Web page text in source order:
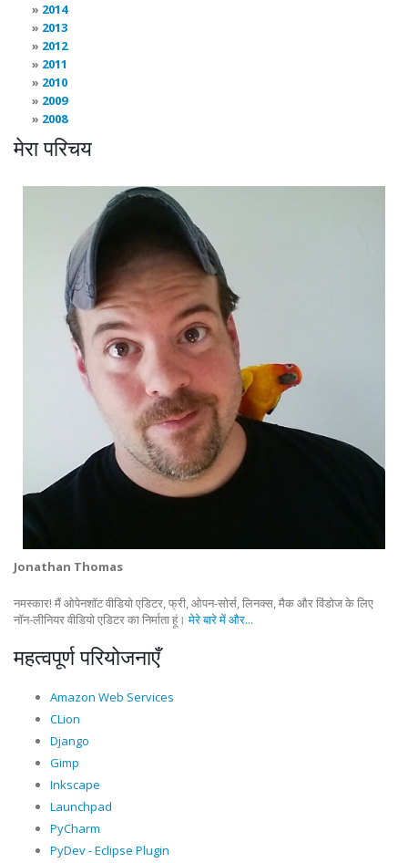
2014
2013
2012
2011
2010
2009
2008
मेरा परिचय
Jonathan Thomas
नमस्कार! मैं ओपेनशॉट वीडियो एडिटर, फ्री, ओपन-सोर्स, लिनक्स, मैक और विंडोज के लिए
नॉन-लीनियर वीडियो एडिटर का निर्माता हूं।मेरे बारे में और...
महत्वपूर्ण परियोजनाएँ
Amazon Web Services
CLion
Django
Gimp
Inkscape
Launchpad
PyCharm
PyDev - Eclipse Plugin